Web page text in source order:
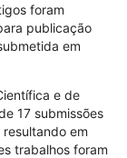
foram
publicação
em
e de
17 submissões
em
trabalhos foram